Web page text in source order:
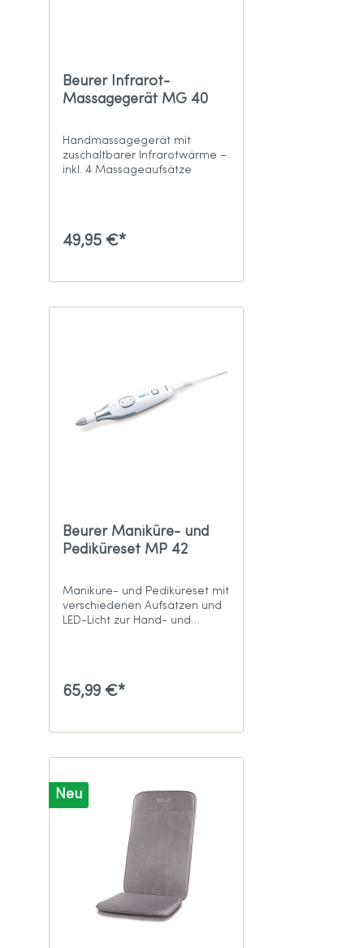
Beurer Infrarot-
Massagegerät MG 40
Handmassagegerät mit
zuschaltbarer Infrarotwärme –
inkl. 4 Massageaufsätze
49,95 €*
Beurer Maniküre- und
Pediküreset MP 42
Maniküre- und Pediküreset mit
verschiedenen Aufsätzen und
LED-Licht zur Hand- und
65,99 €*
Neu